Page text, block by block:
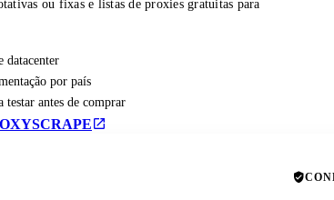
ou fixas e listas de proxies gratuitas para
datacenter
por país
testar antes de comprar